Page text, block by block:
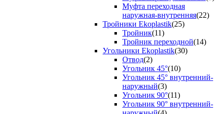
Муфта переходная
наружная-внутренняя(22)
Тройники Ekoplastik(25)
Тройник(11)
Тройник переходной(14)
Угольники Ekoplastik(30)
Отвод(2)
Угольник 45°(10)
Угольник 45° внутренний-
наружный(3)
Угольник 90°(11)
Угольник 90° внутренний-